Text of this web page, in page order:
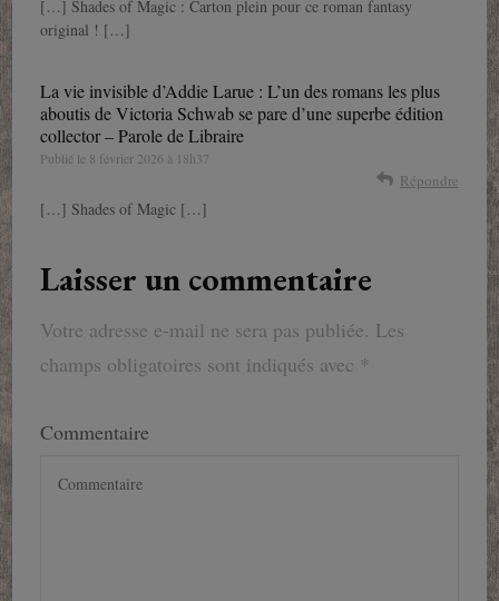
[…] Shades of Magic : Carton plein pour ce roman fantasy
original ! […]
La vie invisible d’Addie Larue : L’un des romans les plus
aboutis de Victoria Schwab se pare d’une superbe édition
collector – Parole de Libraire
Publié le 8 février 2026 à 18h37
Répondre
[…] Shades of Magic […]
Laisser un commentaire
Votre adresse e-mail ne sera pas publiée. Les
champs obligatoires sont indiqués avec *
Commentaire